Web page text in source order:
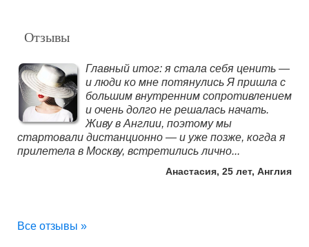
Отзывы
Главный итог: я стала себя ценить —
и люди ко мне потянулись Я пришла с
большим внутренним сопротивлением
и очень долго не решалась начать.
Живу в Англии, поэтому мы
стартовали дистанционно — и уже позже, когда я
прилетела в Москву, встретились лично...
Анастасия, 25 лет, Англия
Все отзывы »